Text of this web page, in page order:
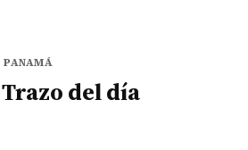
PANAMÁ
Trazo del día